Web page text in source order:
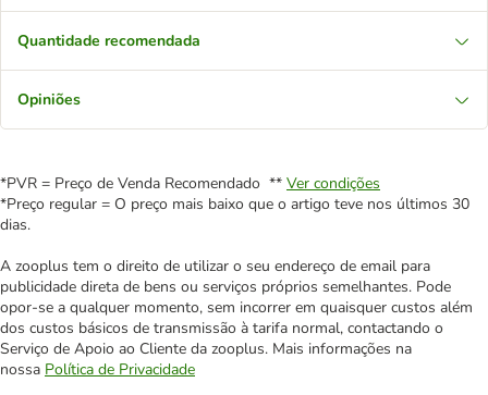
Quantidade recomendada
Opiniões
*PVR = Preço de Venda Recomendado ** Ver condições
*Preço regular = O preço mais baixo que o artigo teve nos últimos 30
dias.
A zooplus tem o direito de utilizar o seu endereço de email para
publicidade direta de bens ou serviços próprios semelhantes. Pode
opor-se a qualquer momento, sem incorrer em quaisquer custos além
dos custos básicos de transmissão à tarifa normal, contactando o
Serviço de Apoio ao Cliente da zooplus. Mais informações na
nossa Política de Privacidade